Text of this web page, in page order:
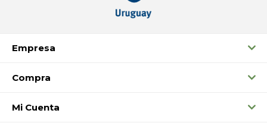
Empresa
Compra
Mi Cuenta